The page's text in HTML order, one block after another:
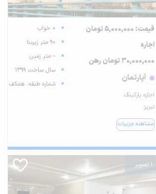
قیمت: 5,000,000 تومان
اجاره
30,000,000 تومان رهن
آپارتمان
اجاره پارکینگ
تبریز
مشاهده جزییات
0 خواب
90 متر زیربنا
-- متر زمین
سال ساخت 1399
شماره طبقه: همکف
1 تصویر